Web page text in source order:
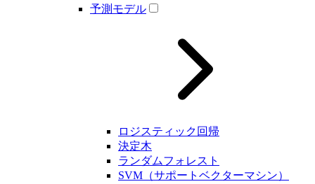
予測モデル
ロジスティック回帰
決定木
ランダムフォレスト
SVM（サポートベクターマシン）